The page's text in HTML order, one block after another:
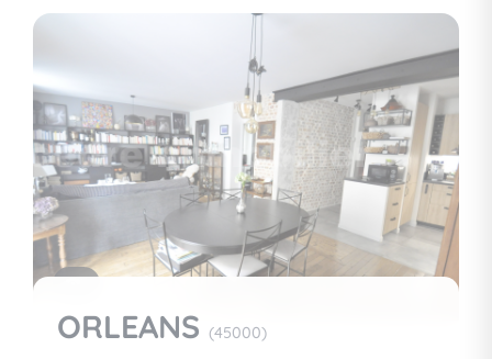
ORLEANS (45000)